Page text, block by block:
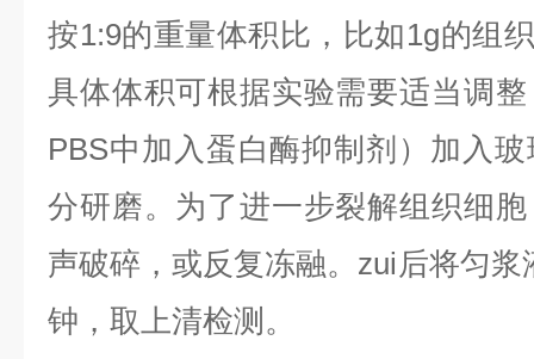
按1:9的重量体积比，比如1g的组
具体体积可根据实验需要适当调
PBS中加入蛋白酶抑制剂）加入
分研磨。为了进一步裂解组织细
声破碎，或反复冻融。zui后将匀浆
钟，取上清检测。